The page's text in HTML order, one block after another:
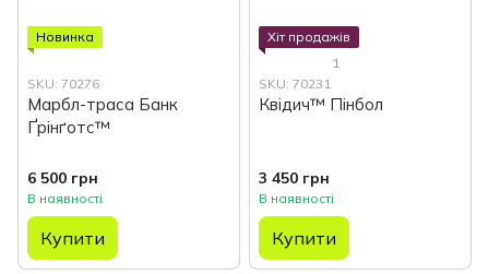
Новинка
SKU: 70276
Марбл-траса Банк
Ґрінґотс™
6 500 грн
В наявності
Купити
Хіт продажів
1
SKU: 70231
Квідич™ Пінбол
3 450 грн
В наявності
Купити